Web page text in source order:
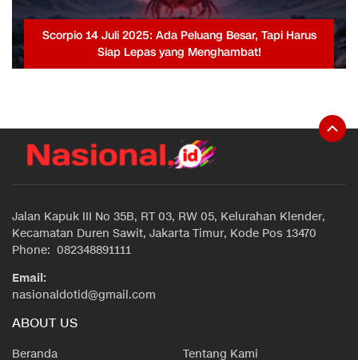
Scorpio 14 Juli 2025: Ada Peluang Besar, Tapi Harus
Siap Lepas yang Menghambat!
Jalan Kapuk III No 35B, RT 03, RW 05, Kelurahan Klender,
Kecamatan Duren Sawit, Jakarta Timur, Kode Pos 13470
Phone: 082348891111
Email:
nasionaldotid@gmail.com
ABOUT US
Beranda Tentang Kami